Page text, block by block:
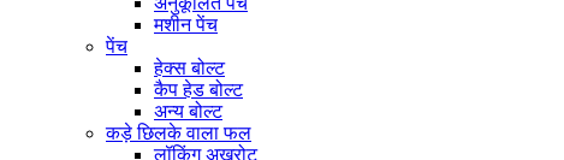
मशीन पेंच
पेंच
हेक्स बोल्ट
कैप हेड बोल्ट
अन्य बोल्ट
कड़े छिलके वाला फल
लॉकिंग अखरोट